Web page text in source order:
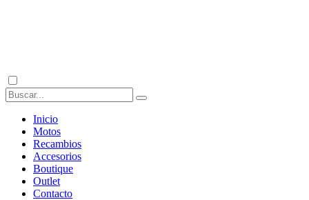
Inicio
Motos
Recambios
Accesorios
Boutique
Outlet
Contacto